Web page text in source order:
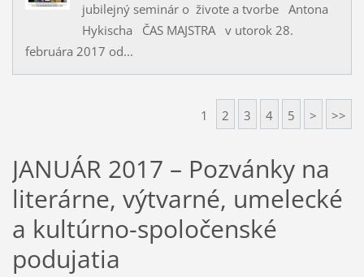
jubilejný seminár o živote a tvorbe Antona
Hykischa ČAS MAJSTRA v utorok 28.
februára 2017 od...
1 2 3 4 5 > >>
JANUÁR 2017 – Pozvánky na
literárne, výtvarné, umelecké
a kultúrno-spoločenské
podujatia